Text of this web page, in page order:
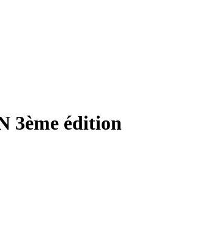
3ème édition